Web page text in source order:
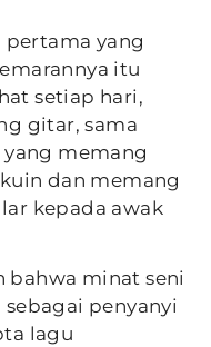
pertama yang
itu
setiap hari,
gitar, sama
memang
dan memang
kepada awak
bahwa minat seni
penyanyi
lagu